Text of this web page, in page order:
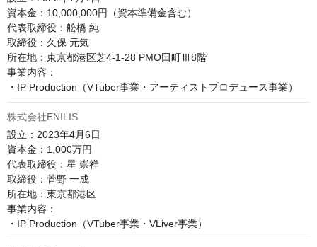
資本金：10,000,000円（資本準備金含む）
代表取締役：舩橋 純
取締役：久保 元気
所在地：東京都港区芝4-1-28 PMO田町Ⅲ8階​​
事業内容：
株式会社ENILIS
設立：2023年4月6日
資本金：1,000万円
代表取締役：星 崇祥
取締役：菅野 一成
所在地：東京都港区
事業内容：